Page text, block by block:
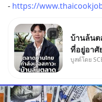
- https://
บ้านล้นต
ที่อยู่อาศั
เศรษฐกิจ #SCBEIC #อสัง
#บ้านล้น
บูสต์โดย